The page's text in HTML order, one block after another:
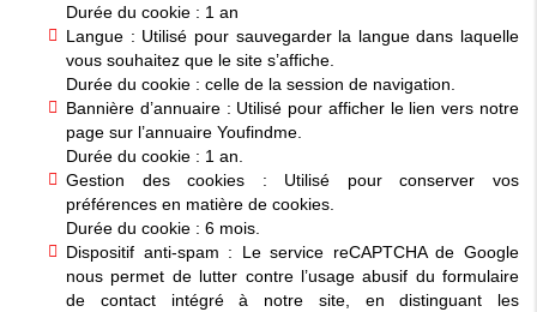
Durée du cookie : 1 an
Langue : Utilisé pour sauvegarder la langue dans laquelle
vous souhaitez que le site s’affiche.
Durée du cookie : celle de la session de navigation.
Bannière d’annuaire : Utilisé pour afficher le lien vers notre
page sur l’annuaire Youfindme.
Durée du cookie : 1 an.
Gestion des cookies : Utilisé pour conserver vos
préférences en matière de cookies.
Durée du cookie : 6 mois.
Dispositif anti-spam : Le service reCAPTCHA de Google
nous permet de lutter contre l’usage abusif du formulaire
de contact intégré à notre site, en distinguant les